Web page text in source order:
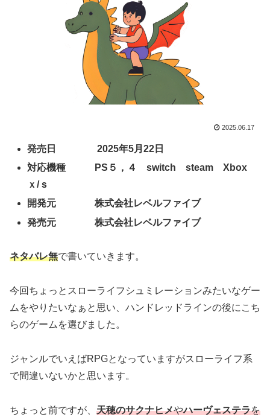
2025.06.17
発売日
2025年5月22日
対応機種 PS５，４ switch steam Xbox
ｘ/ｓ
開発元 株式会社レベルファイブ
発売元 株式会社レベルファイブ
ネタバレ無で書いていきます。
今回ちょっとスローライフシュミレーションみたいなゲー
ムをやりたいなぁと思い、ハンドレッドラインの後にこち
らのゲームを選びました。
ジャンルでいえばRPGとなっていますがスローライフ系
で間違いないかと思います。
ちょっと前ですが、 天穂のサクナヒメやハーヴェステラを